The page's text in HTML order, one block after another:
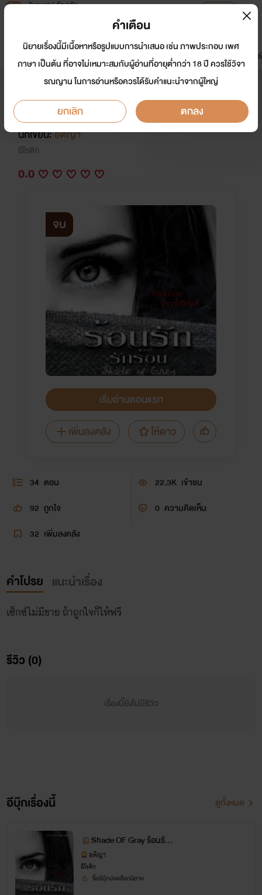
Tunwalai ธัญวลัย
หน้าแรก นิยาย อีบุ๊ก การ์ตูน
มาใหม่
ดรีมแชท ธัญลิสต์
- จบ - Shade OF Gray ร้อนรัก รัก
ร้อน (นิยายชุด SEXY Shade)
นักเขียน:อติญา
อีโรติก
0.0
จบ
เริ่มอ่านตอนแรก
เพิ่มลงคลัง
ให้ดาว
34 ตอน 22.3K เข้าชม
92 ถูกใจ 0 ความคิดเห็น
32 เพิ่มลงคลัง
คำโปรย แนะนำเรื่อง
เซ็กซ์ไม่มีขาย ถ้าถูกใจก็ให้ฟรี
รีวิว (0)
เรื่องนี้ยังไม่มีรีวิว
อีบุ๊กเรื่องนี้ ดูทั้งหมด
Shade OF Gray ร้อนรัก รั
กร้อน
อติญา
อีโรติก
ซื้ออีบุ๊กปลดล็อกนิยาย
คำเตือน
นิยายเรื่องนี้มีเนื้อหาหรือรูปแบบการนำเสนอ เช่น ภาพประกอบ เพศ
ภาษา เป็นต้น ที่อาจไม่เหมาะสมกับผู้อ่านที่อายุต่ำกว่า 18 ปี ควรใช้วิจา
รณญาน ในการอ่านหรือควรได้รับคำแนะนำจากผู้ใหญ่
ยกเลิก ตกลง